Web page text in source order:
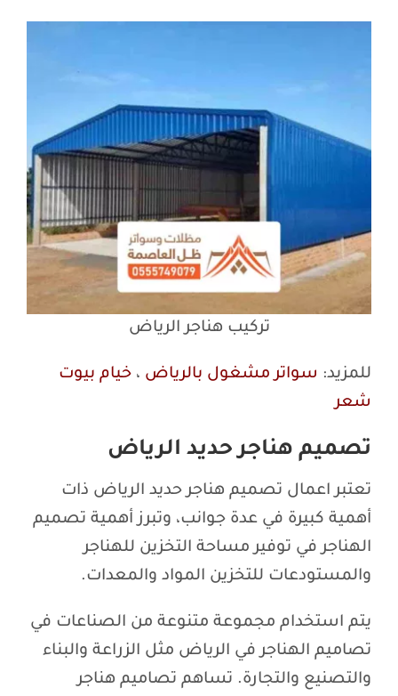
تركيب هناجر الرياض
للمزيد: سواتر مشغول بالرياض ، خيام بيوت
شعر
تصميم هناجر حديد الرياض
تعتبر اعمال تصميم هناجر حديد الرياض ذات
أهمية كبيرة في عدة جوانب، وتبرز أهمية تصميم
الهناجر في توفير مساحة التخزين للهناجر
والمستودعات للتخزين المواد والمعدات.
يتم استخدام مجموعة متنوعة من الصناعات في
تصاميم الهناجر في الرياض مثل الزراعة والبناء
والتصنيع والتجارة. تساهم تصاميم هناجر